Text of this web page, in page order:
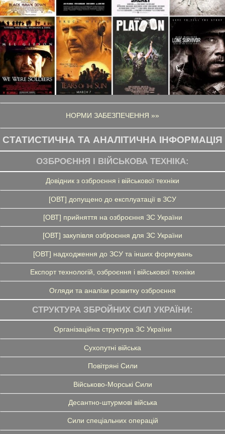
НОРМИ ЗАБЕЗПЕЧЕННЯ »»
СТАТИСТИЧНА ТА АНАЛІТИЧНА ІНФОРМАЦІЯ
ОЗБРОЄННЯ І ВІЙСЬКОВА ТЕХНІКА:
Довідник з озброєння і військової техніки
[ОВТ] допущено до експлуатації в ЗСУ
[ОВТ] прийняття на озброєння ЗС України
[ОВТ] закупівля озброєння для ЗС України
[ОВТ] надходження до ЗСУ та інших формувань
Експорт технологій, озброєння і військової техніки
Огляди та аналізи розвитку озброєння
СТРУКТУРА ЗБРОЙНИХ СИЛ УКРАЇНИ:
Організаційна структура ЗС України
Сухопутні війська
Повітряні Сили
Військово-Морські Сили
Десантно-штурмові війська
Сили спеціальних операцій